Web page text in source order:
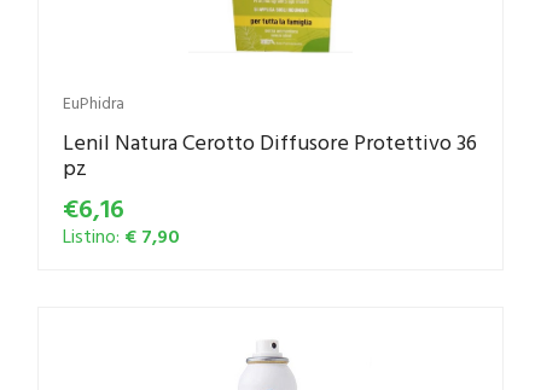
EuPhidra
Lenil Natura Cerotto Diffusore Protettivo 36
pz
€6,16
Listino: € 7,90